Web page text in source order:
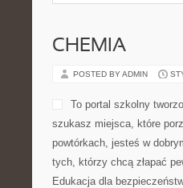
CHEMIA
POSTED BY ADMIN
To portal szkolny
szukasz miejsca, które
powtórkach, jesteś w
tych, którzy chcą złapać
Edukacja dla